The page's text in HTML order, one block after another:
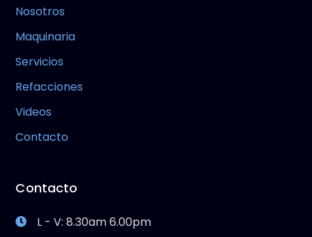
Nosotros
Maquinaria
Servicios
Refacciones
Videos
Contacto
Contacto
L - V: 8.30am 6.00pm